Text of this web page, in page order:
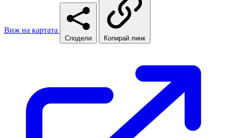
Виж на картата
Сподели Копирай линк